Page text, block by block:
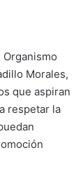
Morales,
que aspiran
respetar la